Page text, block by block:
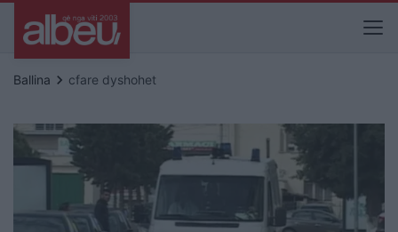
Ballina keyboard_arrow_right cfare dyshohet